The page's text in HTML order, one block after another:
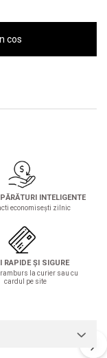
cos
INTELIGENTE
economisești zilnic
RAPIDE ȘI SIGURE
ramburs la curier sau cu
cardul pe site